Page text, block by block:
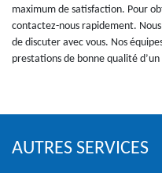
maximum de satisfaction. Pour
contactez-nous rapidement.
de discuter avec vous. Nos
prestations de bonne qualité
AUTRES SERVICES